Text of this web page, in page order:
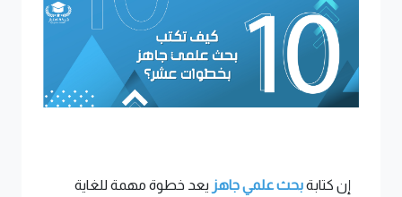
إن كتابةبحث علمي جاهز يعد خطوة مهمة للغاية